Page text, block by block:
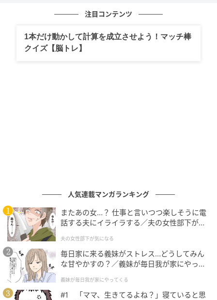
注目コンテンツ
1本だけ動かして計算を成立させよう！マッチ棒
クイズ【脳トレ】
人気連載マンガランキング
またあの女…？ 仕事と言いつつ楽しそうに電
話する夫にイライラする／夫の女性部下が気
夫の女性部下が気になる
毎日家に来る義妹がストレス…どうしてみん
な甘やかすの？／義妹が毎日我が家にやって
が】
義妹が毎日我が家にやってくる
#1 「ママ、生きてるよね？」寝ていると思